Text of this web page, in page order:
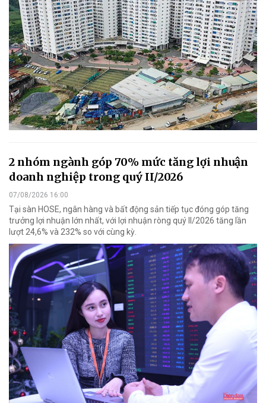
2 nhóm ngành góp 70% mức tăng lợi nhuận
doanh nghiệp trong quý II/2026
07/08/2026 16:00
Tại sàn HOSE, ngân hàng và bất động sản tiếp tục đóng góp tăng
trưởng lợi nhuận lớn nhất, với lợi nhuận ròng quý II/2026 tăng lần
lượt 24,6% và 232% so với cùng kỳ.